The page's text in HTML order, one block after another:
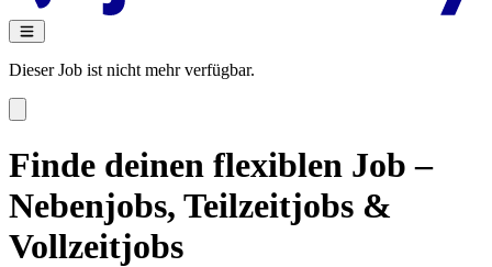
Dieser Job ist nicht mehr verfügbar.
Finde deinen flexiblen Job –
Nebenjobs, Teilzeitjobs &
Vollzeitjobs